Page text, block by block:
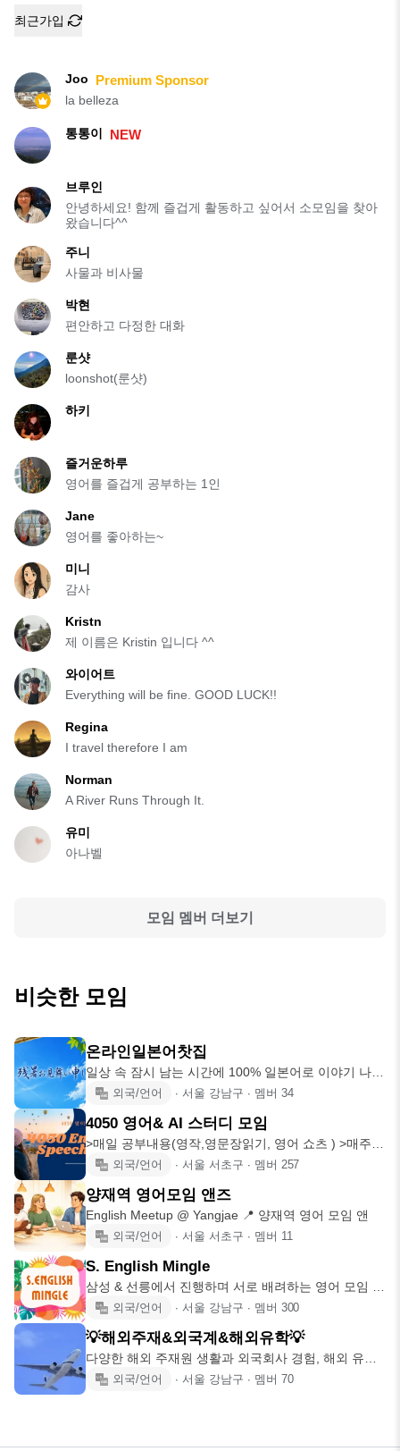
최근가입
Joo Premium Sponsor
la belleza
통통이 NEW
브루인
안녕하세요! 함께 즐겁게 활동하고 싶어서 소모임을 찾아
왔습니다^^
주니
사물과 비사물
박현
편안하고 다정한 대화
룬샷
loonshot(룬샷)
하키
즐거운하루
영어를 즐겁게 공부하는 1인
Jane
영어를 좋아하는~
미니
감사
Kristn
제 이름은 Kristin 입니다 ^^
와이어트
Everything will be fine. GOOD LUCK!!
Regina
I travel therefore I am
Norman
A River Runs Through It.
유미
아나벨
모임 멤버 더보기
비슷한 모임
온라인일본어찻집
일상 속 잠시 남는 시간에 100% 일본어로 이야기 나눠
봐요😄✨ 👉매주
외국/언어 ∙ 서울 강남구 ∙ 멤버 34
4050 영어& AI 스터디 모임
>매일 공부내용(영작,영문장읽기, 영어 쇼츠 ) >매주 2
번의 영어 토론
외국/언어 ∙ 서울 서초구 ∙ 멤버 257
양재역 영어모임 앤즈
English Meetup @ Yangjae 📍 양재역 영어 모임 앤
외국/언어 ∙ 서울 서초구 ∙ 멤버 11
S. English Mingle
삼성 & 선릉에서 진행하며 서로 배려하는 영어 모임 ✔️
매주 수요일 저
외국/언어 ∙ 서울 강남구 ∙ 멤버 300
💡해외주재&외국계&해외유학💡
다양한 해외 주재원 생활과 외국회사 경험, 해외 유학
경험을 나누다보면
외국/언어 ∙ 서울 강남구 ∙ 멤버 70